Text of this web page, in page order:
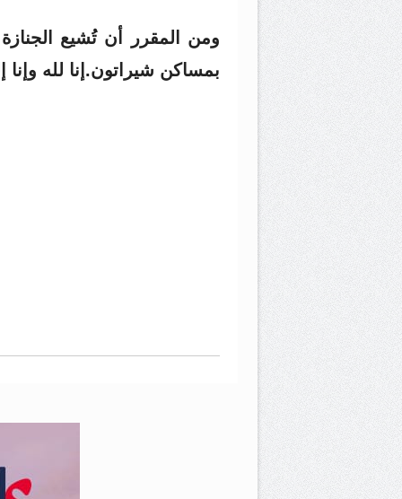
ومن المقرر أن تُشيع
بمساكن شيراتون.إنا لله وإنا